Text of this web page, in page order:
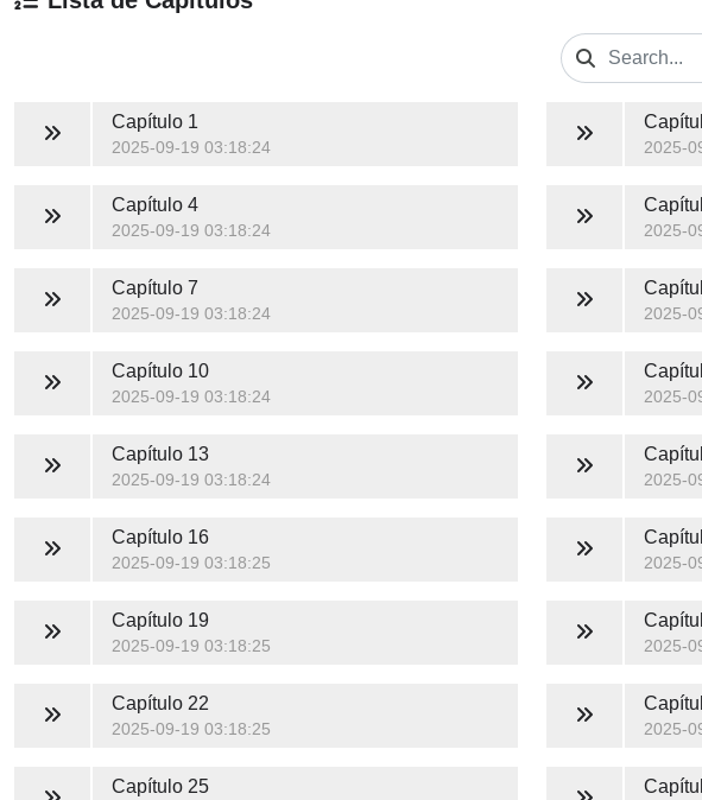
Capítulo 1
2025-09-19 03:18:24 2025-
Capítulo 4
2025-09-19 03:18:24 2025-
Capítulo 7
2025-09-19 03:18:24 2025-
Capítulo 10
2025-09-19 03:18:24 2025-
Capítulo 13
2025-09-19 03:18:24 2025-
Capítulo 16
2025-09-19 03:18:25 2025-
Capítulo 19
2025-09-19 03:18:25 2025-
Capítulo 22
2025-09-19 03:18:25 2025-
Capítulo 25